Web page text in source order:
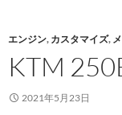
キ
ッ
プ
エンジン, カスタマイズ,
KTM
2021年5月23日